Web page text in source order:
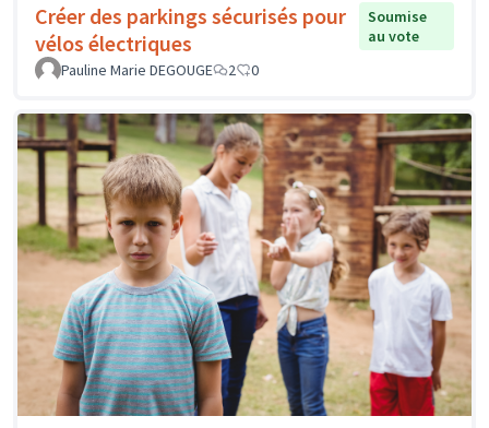
Créer des parkings sécurisés pour
vélos électriques
Soumise
au vote
Pauline Marie DEGOUGE
2 0